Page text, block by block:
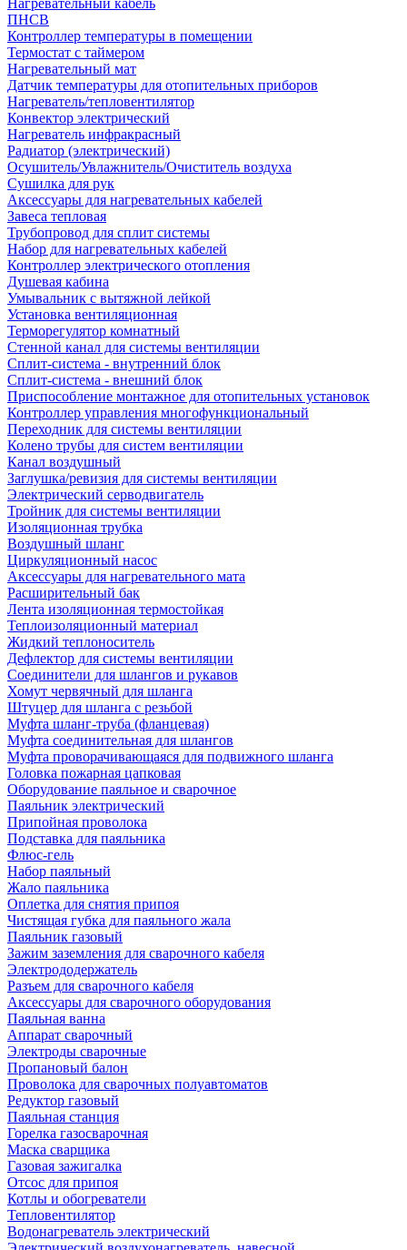
Нагревательный кабель
ПНСВ
Контроллер температуры в помещении
Термостат с таймером
Нагревательный мат
Датчик температуры для отопительных приборов
Нагреватель/тепловентилятор
Конвектор электрический
Нагреватель инфракрасный
Радиатор (электрический)
Осушитель/Увлажнитель/Очиститель воздуха
Сушилка для рук
Аксессуары для нагревательных кабелей
Завеса тепловая
Трубопровод для сплит системы
Набор для нагревательных кабелей
Контроллер электрического отопления
Душевая кабина
Умывальник с вытяжной лейкой
Установка вентиляционная
Терморегулятор комнатный
Стенной канал для системы вентиляции
Сплит-система - внутренний блок
Сплит-система - внешний блок
Приспособление монтажное для отопительных установок
Контроллер управления многофункциональный
Переходник для системы вентиляции
Колено трубы для систем вентиляции
Канал воздушный
Заглушка/ревизия для системы вентиляции
Электрический серводвигатель
Тройник для системы вентиляции
Изоляционная трубка
Воздушный шланг
Циркуляционный насос
Аксессуары для нагревательного мата
Расширительный бак
Лента изоляционная термостойкая
Теплоизоляционный материал
Жидкий теплоноситель
Дефлектор для системы вентиляции
Соединители для шлангов и рукавов
Хомут червячный для шланга
Штуцер для шланга с резьбой
Муфта шланг-труба (фланцевая)
Муфта соединительная для шлангов
Муфта проворачивающаяся для подвижного шланга
Головка пожарная цапковая
Оборудование паяльное и сварочное
Паяльник электрический
Припойная проволока
Подставка для паяльника
Флюс-гель
Набор паяльный
Жало паяльника
Оплетка для снятия припоя
Чистящая губка для паяльного жала
Паяльник газовый
Зажим заземления для сварочного кабеля
Электрододержатель
Разъем для сварочного кабеля
Аксессуары для сварочного оборудования
Паяльная ванна
Аппарат сварочный
Электроды сварочные
Пропановый балон
Проволока для сварочных полуавтоматов
Редуктор газовый
Паяльная станция
Горелка газосварочная
Маска сварщика
Газовая зажигалка
Отсос для припоя
Котлы и обогреватели
Тепловентилятор
Водонагреватель электрический